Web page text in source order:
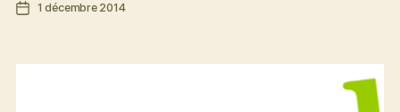
élu-
Date1 décembre 2014